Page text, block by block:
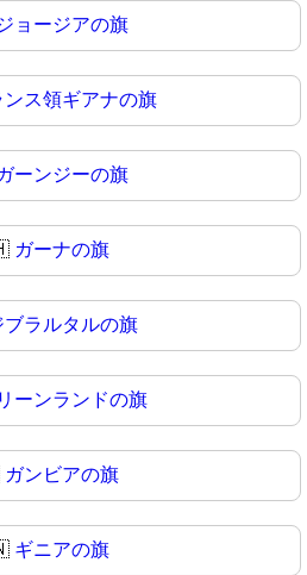
ョージアの旗
ンス領ギアナの旗
ーンジーの旗
ガーナの旗
ブラルタルの旗
ーンランドの旗
ガンビアの旗
ギニアの旗